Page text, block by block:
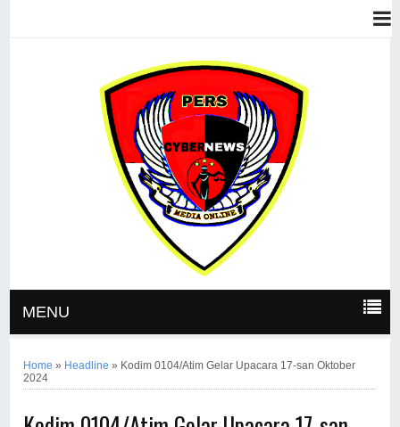
MENU
Home » Headline » Kodim 0104/Atim Gelar Upacara 17-san Oktober
2024